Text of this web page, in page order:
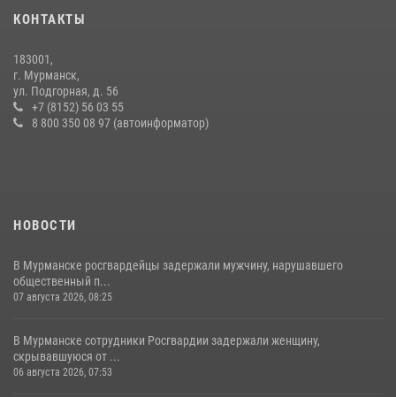
КОНТАКТЫ
183001,
г. Мурманск,
ул. Подгорная, д. 56
+7 (8152) 56 03 55
8 800 350 08 97 (автоинформатор)
НОВОСТИ
В Мурманске росгвардейцы задержали мужчину, нарушавшего
общественный п...
07 августа 2026, 08:25
В Мурманске сотрудники Росгвардии задержали женщину,
скрывавшуюся от ...
06 августа 2026, 07:53